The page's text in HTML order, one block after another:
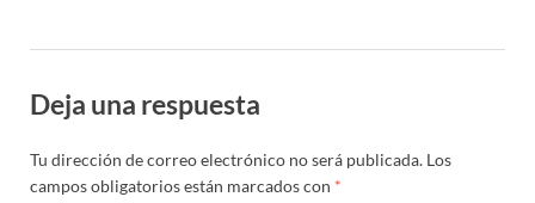
Deja una respuesta
Tu dirección de correo electrónico no será publicada. Los
campos obligatorios están marcados con *